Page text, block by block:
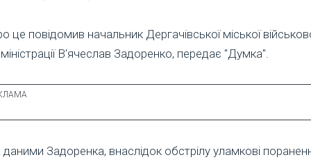
це повідомив начальник Дергачівської міської
В'ячеслав Задоренко, передає "Думка".
Задоренка, внаслідок обстрілу уламкові